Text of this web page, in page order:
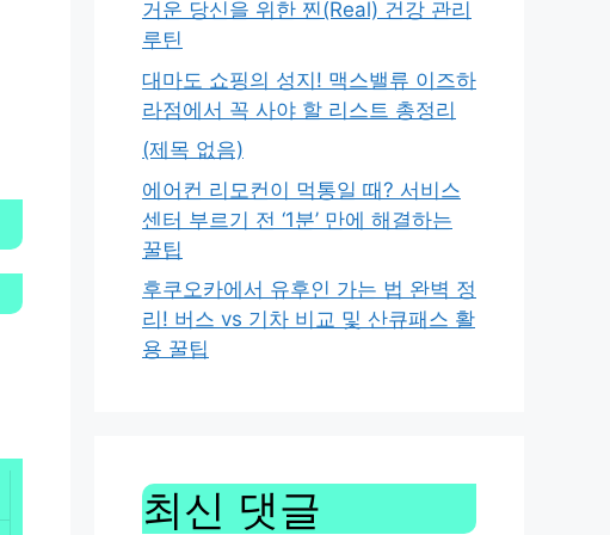
거운 당신을 위한 찐(Real) 건강 관리
루틴
대마도 쇼핑의 성지! 맥스밸류 이즈하
라점에서 꼭 사야 할 리스트 총정리
(제목 없음)
에어컨 리모컨이 먹통일 때? 서비스
센터 부르기 전 ‘1분’ 만에 해결하는
꿀팁
후쿠오카에서 유후인 가는 법 완벽 정
리! 버스 vs 기차 비교 및 산큐패스 활
용 꿀팁
최신 댓글